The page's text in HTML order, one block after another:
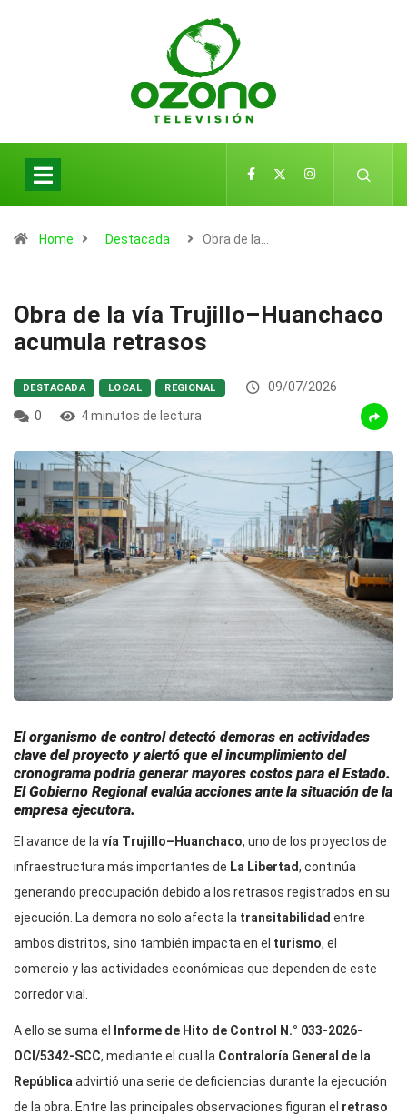
Home Destacada Obra de la…
Obra de la vía Trujillo–Huanchaco
acumula retrasos
DESTACADA LOCAL REGIONAL
09/07/2026
0
4 minutos de lectura
El organismo de control detectó demoras en actividades
clave del proyecto y alertó que el incumplimiento del
cronograma podría generar mayores costos para el Estado.
El Gobierno Regional evalúa acciones ante la situación de la
empresa ejecutora.
El avance de la vía Trujillo–Huanchaco, uno de los proyectos de
infraestructura más importantes de La Libertad, continúa
generando preocupación debido a los retrasos registrados en su
ejecución. La demora no solo afecta la transitabilidad entre
ambos distritos, sino también impacta en el turismo, el
comercio y las actividades económicas que dependen de este
corredor vial.
A ello se suma el
Informe de Hito de Control N.° 033-2026-
OCI/5342-SCC, mediante el cual la Contraloría General de la
República advirtió una serie de deficiencias durante la ejecución
de la obra. Entre las principales observaciones figuran el retraso